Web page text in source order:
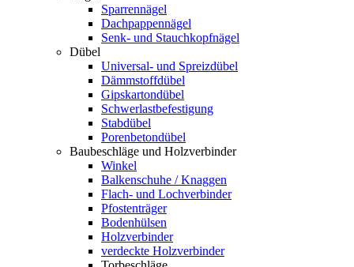
Sparrennägel
Dachpappennägel
Senk- und Stauchkopfnägel
Dübel
Universal- und Spreizdübel
Dämmstoffdübel
Gipskartondübel
Schwerlastbefestigung
Stabdübel
Porenbetondübel
Baubeschläge und Holzverbinder
Winkel
Balkenschuhe / Knaggen
Flach- und Lochverbinder
Pfostenträger
Bodenhülsen
Holzverbinder
verdeckte Holzverbinder